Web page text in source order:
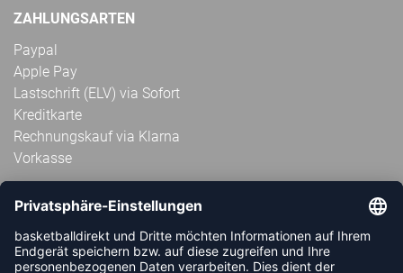
ZAHLUNGSARTEN
Paypal
Apple Pay
Lastschrift (ELV) via Sofort
Kreditkarte
Rechnungskauf via Klarna
Vorkasse
ABONNIERE JETZT DEN KOSTENLOSEN
HANDBALLDIREKT-NEWSLETTER UND VERPASSE KEINE
NEUIGKEIT ODER AKTION MEHR.